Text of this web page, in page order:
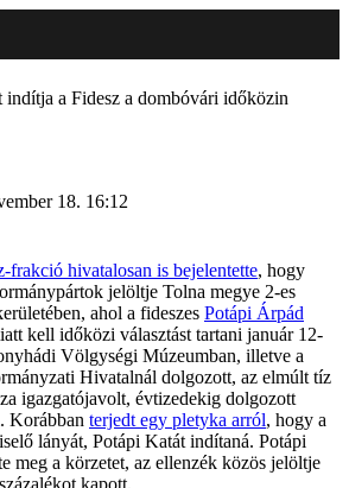
indítja a Fidesz a dombóvári időközin
18. 16:12
frakció hivatalosan is bejelentette, hogy
jelöltje Tolna megye 2-es
ahol a fideszes Potápi Árpád
kell időközi választást tartani január 12-
Völgységi Múzeumban, illetve a
Hivatalnál dolgozott, az elmúlt tíz
igazgatójavolt, évtizedekig dolgozott
Korábban terjedt egy pletyka arról, hogy a
lányát, Potápi Katát indítaná. Potápi
meg a körzetet, az ellenzék közös jelöltje
kapott.